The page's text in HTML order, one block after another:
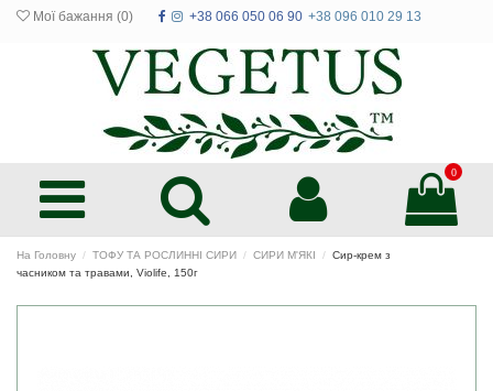
Мої бажання (0) +38 066 050 06 90 +38 096 010 29 13
0
На Головну ТОФУ ТА РОСЛИННІ СИРИ СИРИ М'ЯКІ
Сир-крем з
часником та травами, Violife, 150г